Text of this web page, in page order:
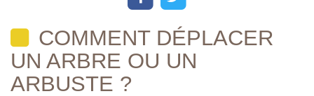
COMMENT DÉPLACER
UN ARBRE OU UN
ARBUSTE ?